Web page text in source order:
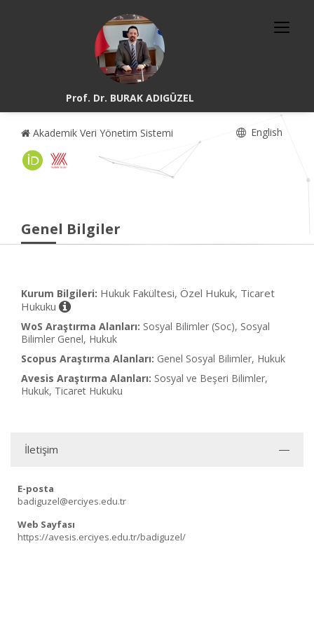
Prof. Dr. BURAK ADIGÜZEL
Akademik Veri Yönetim Sistemi English
Genel Bilgiler
Kurum Bilgileri: Hukuk Fakültesi, Özel Hukuk, Ticaret
Hukuku
WoS Araştırma Alanları: Sosyal Bilimler (Soc), Sosyal
Bilimler Genel, Hukuk
Scopus Araştırma Alanları: Genel Sosyal Bilimler, Hukuk
Avesis Araştırma Alanları: Sosyal ve Beşeri Bilimler,
Hukuk, Ticaret Hukuku
İletişim
E-posta
badiguzel@erciyes.edu.tr
Web Sayfası
https://avesis.erciyes.edu.tr/badiguzel/